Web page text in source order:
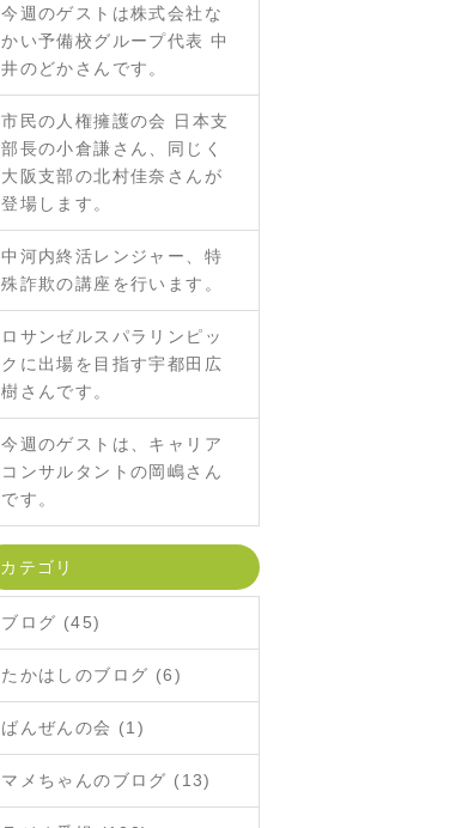
今週のゲストは株式会社な
かい予備校グループ代表 中
井のどかさんです。
市民の人権擁護の会 日本支
部長の小倉謙さん、同じく
大阪支部の北村佳奈さんが
登場します。
中河内終活レンジャー、特
殊詐欺の講座を行います。
ロサンゼルスパラリンピッ
クに出場を目指す宇都田広
樹さんです。
今週のゲストは、キャリア
コンサルタントの岡嶋さん
です。
カテゴリ
ブログ (45)
たかはしのブログ (6)
ばんぜんの会 (1)
マメちゃんのブログ (13)